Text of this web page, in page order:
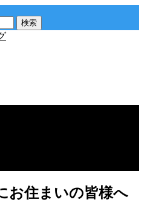
お住まいの皆様へ